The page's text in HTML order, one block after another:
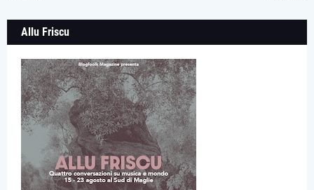
Allu Friscu